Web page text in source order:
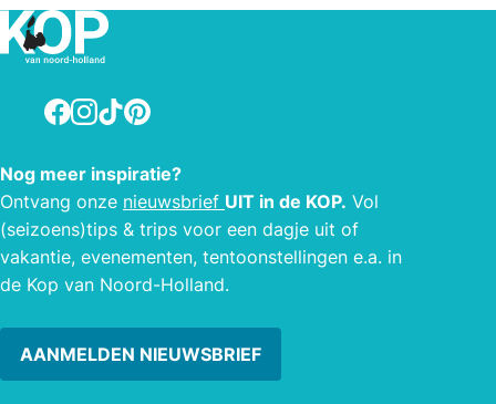
badkamer en op de eerste verdieping
4 tweepersoonskamers en 3
eenpersoonskamers met gezamenlijk
gebruik van douches en toiletten. Op
de gang staat een koelkast voor
ontbijtruimte is een tv. Kamers zijn
rookvrij. Grote koelkast op de
etage.Prijzen is excl. ontbijt. Hond (in
overleg, €2.50 p.n.). Kind in bed van
ouders tot 4 jaar gratis.
of
Facebook
Instagram
TikTokPinterest
Nog meer inspiratie?
Ontvang onze nieuwsbrief UIT in de KOP. Vol
(seizoens)tips & trips voor een dagje uit of
vakantie, evenementen, tentoonstellingen e.a. in
de Kop van Noord-Holland.
AANMELDEN NIEUWSBRIEF